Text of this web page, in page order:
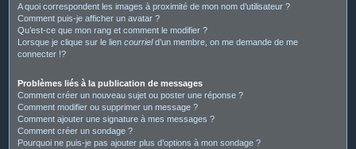
A quoi correspondent les images à proximité de mon nom d’utilisateur ?
Comment puis-je afficher un avatar ?
Qu’est-ce que mon rang et comment le modifier ?
Lorsque je clique sur le lien courrield’un membre, on me demande de me
connecter !?
Problèmes liés à la publication de messages
Comment créer un nouveau sujet ou poster une réponse ?
Comment modifier ou supprimer un message ?
Comment ajouter une signature à mes messages ?
Comment créer un sondage ?
Pourquoi ne puis-je pas ajouter plus d’options à mon sondage ?